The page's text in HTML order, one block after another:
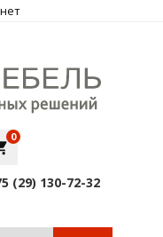
0
(29) 130-72-32